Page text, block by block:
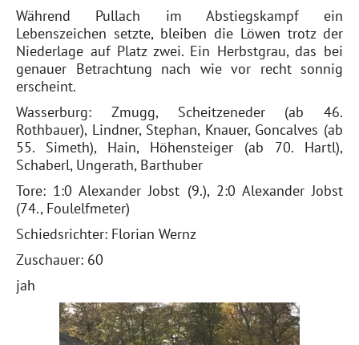
Während Pullach im Abstiegskampf ein
Lebenszeichen setzte, bleiben die Löwen trotz der
Niederlage auf Platz zwei. Ein Herbstgrau, das bei
genauer Betrachtung nach wie vor recht sonnig
erscheint.
Wasserburg: Zmugg, Scheitzeneder (ab 46.
Rothbauer), Lindner, Stephan, Knauer, Goncalves (ab
55. Simeth), Hain, Höhensteiger (ab 70. Hartl),
Schaberl, Ungerath, Barthuber
Tore: 1:0 Alexander Jobst (9.), 2:0 Alexander Jobst
(74., Foulelfmeter)
Schiedsrichter: Florian Wernz
Zuschauer: 60
jah